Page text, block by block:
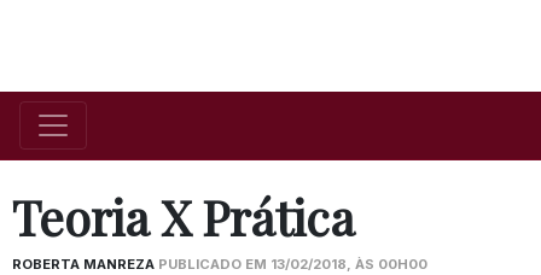
Teoria X Prática
ROBERTA MANREZA PUBLICADO EM 13/02/2018, ÀS 00H00